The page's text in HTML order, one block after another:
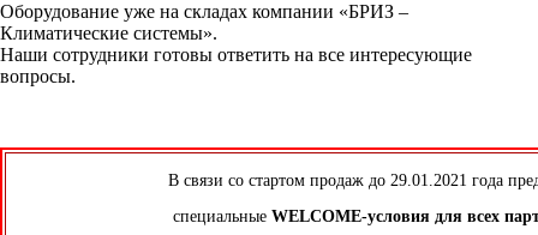
Оборудование уже на складах компании «БРИЗ –
Климатические системы».
Наши сотрудники готовы ответить на все интересующие
вопросы.
В связи со стартом продаж до 29.01.2021 года
специальные WELCOME-условия для всех